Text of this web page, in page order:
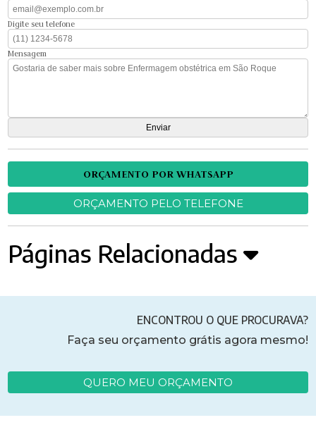
Digite seu telefone
Mensagem
ORÇAMENTO POR WHATSAPP
ORÇAMENTO PELO TELEFONE
Páginas Relacionadas
ENCONTROU O QUE PROCURAVA?
Faça seu orçamento grátis agora mesmo!
QUERO MEU ORÇAMENTO